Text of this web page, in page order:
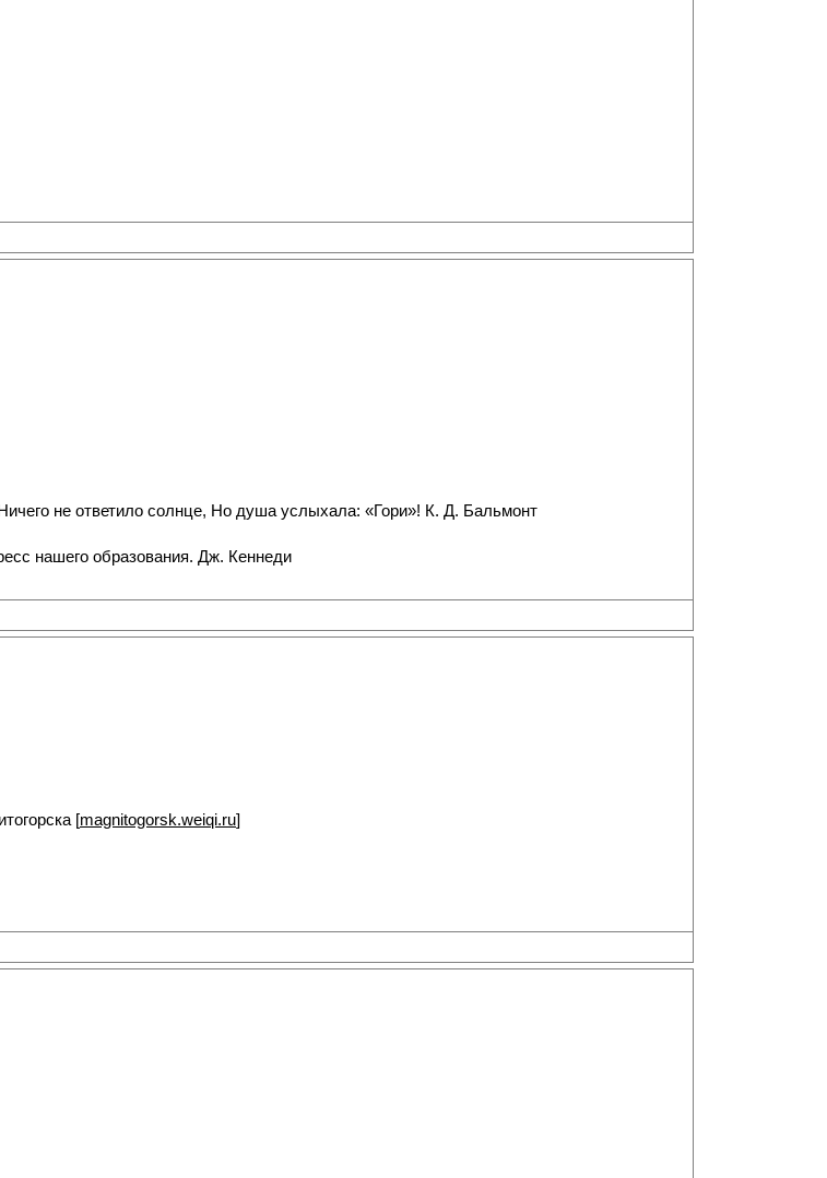
не ответило солнце, Но душа услыхала: «Гори»! К. Д. Бальмонт
нашего образования. Дж. Кеннеди
[magnitogorsk.weiqi.ru]